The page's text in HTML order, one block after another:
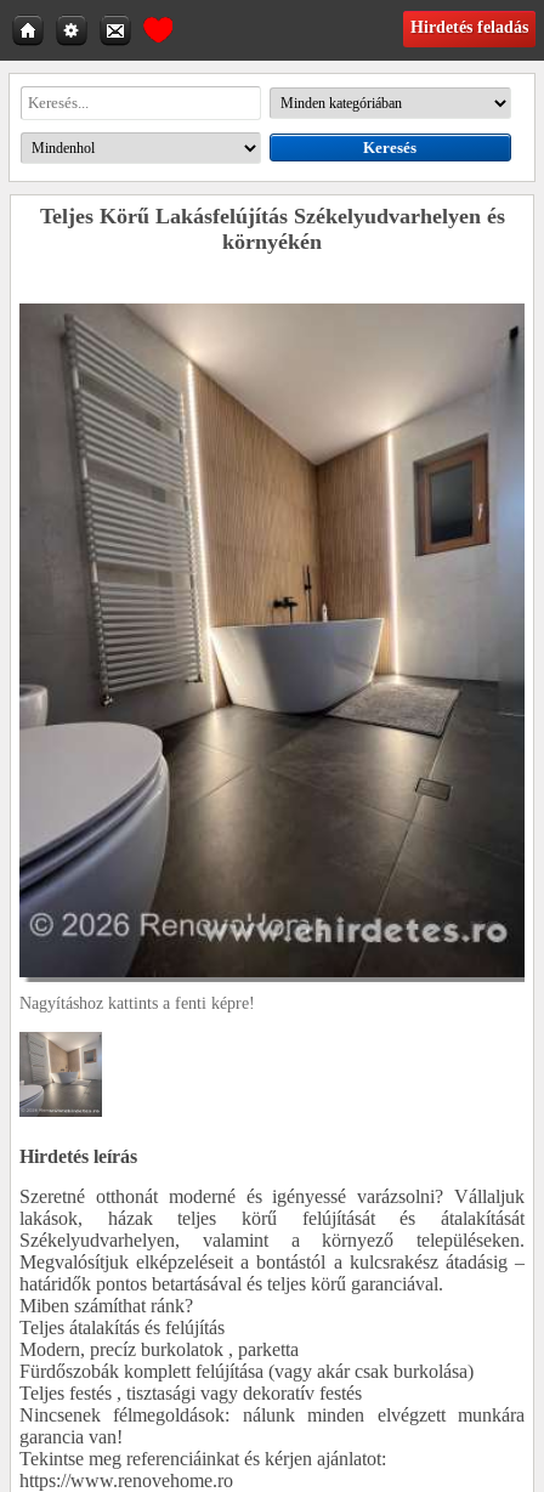
Hirdetés feladás
Teljes Körű Lakásfelújítás Székelyudvarhelyen és
környékén
Nagyításhoz kattints a fenti képre!
Hirdetés leírás
Szeretné otthonát moderné és igényessé varázsolni? Vállaljuk
lakások, házak teljes körű felújítását és átalakítását
Székelyudvarhelyen, valamint a környező településeken.
Megvalósítjuk elképzeléseit a bontástól a kulcsrakész átadásig –
határidők pontos betartásával és teljes körű garanciával.
Miben számíthat ránk?
Teljes átalakítás és felújítás
Modern, precíz burkolatok , parketta
Fürdőszobák komplett felújítása (vagy akár csak burkolása)
Teljes festés , tisztasági vagy dekoratív festés
Nincsenek félmegoldások: nálunk minden elvégzett munkára
garancia van!
Tekintse meg referenciáinkat és kérjen ajánlatot:
https://www.renovehome.ro